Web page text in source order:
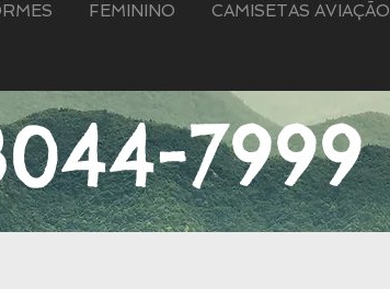
FEMININO CAMISETAS AVIAÇÃO
7999